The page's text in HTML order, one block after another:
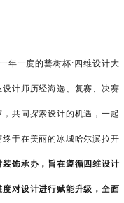
一年一度的兿树杯·四维设计大
计师历经海选、复赛、决赛
共同探索设计的机遇，一起
于在美丽的冰城哈尔滨拉开
饰承办，旨在遵循四维设计
对设计进行赋能升级，全面